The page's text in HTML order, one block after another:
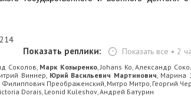
214
Показать реплики: Показать все • 2
Соколов, Марк Козыренко,Johans Ko, Александр
Виннер, Юрий Васильевич Мартинович, Марина
Преображенский, Митро Митро, Георгий
Dorais, Leonid Kuleshov,Андрей Батурин